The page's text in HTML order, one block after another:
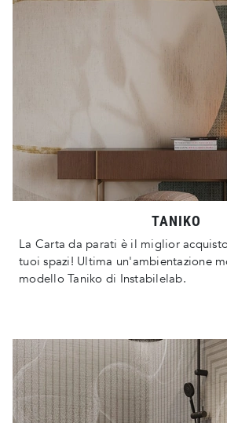
TANIKO
La Carta da parati è il miglior
tuoi spazi! Ultima un'ambientazione
modello Taniko di Instabilelab.